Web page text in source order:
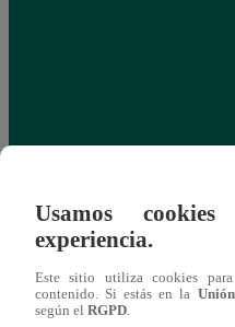
Usamos
experiencia.
Este sitio utiliza cookies
contenido. Si estás en la
según el RGPD